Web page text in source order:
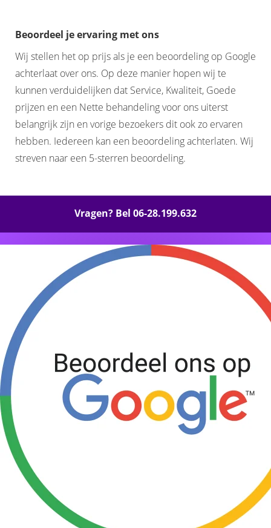
Beoordeel je ervaring met ons
Wij stellen het op prijs als je een beoordeling op Google
achterlaat over ons. Op deze manier hopen wij te
kunnen verduidelijken dat Service, Kwaliteit, Goede
prijzen en een Nette behandeling voor ons uiterst
belangrijk zijn en vorige bezoekers dit ook zo ervaren
hebben. Iedereen kan een beoordeling achterlaten. Wij
streven naar een 5-sterren beoordeling.
Vragen? Bel 06-28.199.632